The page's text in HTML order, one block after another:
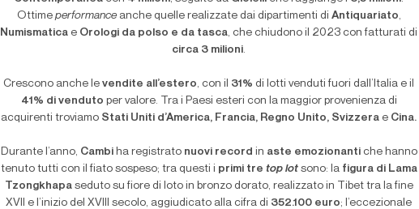
Ottime performanceanche quelle realizzate dai dipartimenti di Antiquariato,
Numismatica e Orologi da polso e da tasca, che chiudono il 2023 con fatturati di
circa 3 milioni.
Crescono anche le vendite all’estero, con il 31% di lotti venduti fuori dall’Italia e il
41% di venduto per valore. Tra i Paesi esteri con la maggior provenienza di
acquirenti troviamo Stati Uniti d’America, Francia, Regno Unito, Svizzera e Cina.
Durante l’anno, Cambiha registrato nuovi record in aste emozionantiche hanno
tenuto tutti con il fiato sospeso; tra questi i primi tre top lotsono: la figura di Lama
Tzongkhapa seduto su fiore di loto in bronzo dorato, realizzato in Tibet tra la fine
XVII e l’inizio del XVIII secolo, aggiudicato alla cifra di 352.100 euro; l’eccezionale